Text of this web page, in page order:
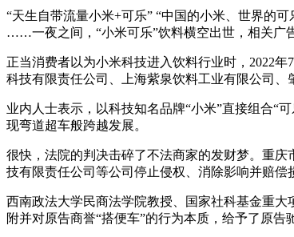
“天生自带流量小米+可乐” “中国的小米、世界的
……一夜之间，“小米可乐”饮料横空出世，相关广
正当消费者以为小米科技进入饮料行业时，2022
科技有限责任公司、上海紫泉饮料工业有限公司、
业内人士表示，以科技知名品牌“小米”直接组合“
现弯道超车般跨越发展。
很快，法院的判决击碎了不法商家的发财梦。重
技有限责任公司等公司停止侵权、消除影响并赔偿
西南政法大学民商法学院教授、国家社科基金重
附并对原告商誉“搭便车”的行为本质，给予了原